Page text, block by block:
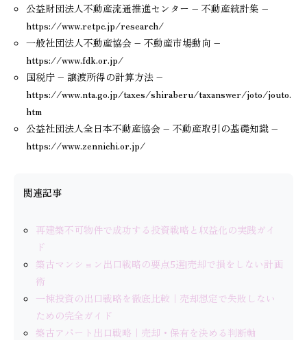
公益財団法人不動産流通推進センター – 不動産統計集 –
https://www.retpc.jp/research/
一般社団法人不動産協会 – 不動産市場動向 –
https://www.fdk.or.jp/
国税庁 – 譲渡所得の計算方法 –
https://www.nta.go.jp/taxes/shiraberu/taxanswer/joto/jouto.
htm
公益社団法人全日本不動産協会 – 不動産取引の基礎知識 –
https://www.zennichi.or.jp/
関連記事
再建築不可物件で成功する投資戦略と収益化の実践ガイ
ド
築古マンション出口戦略の要点5選|売却で損をしない計画
術
一棟投資の出口戦略を徹底比較｜売却想定で失敗しない
ための完全ガイド
築古アパート出口戦略｜売却・保有を決める判断軸